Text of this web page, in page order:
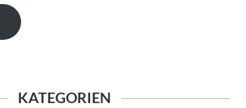
KATEGORIEN